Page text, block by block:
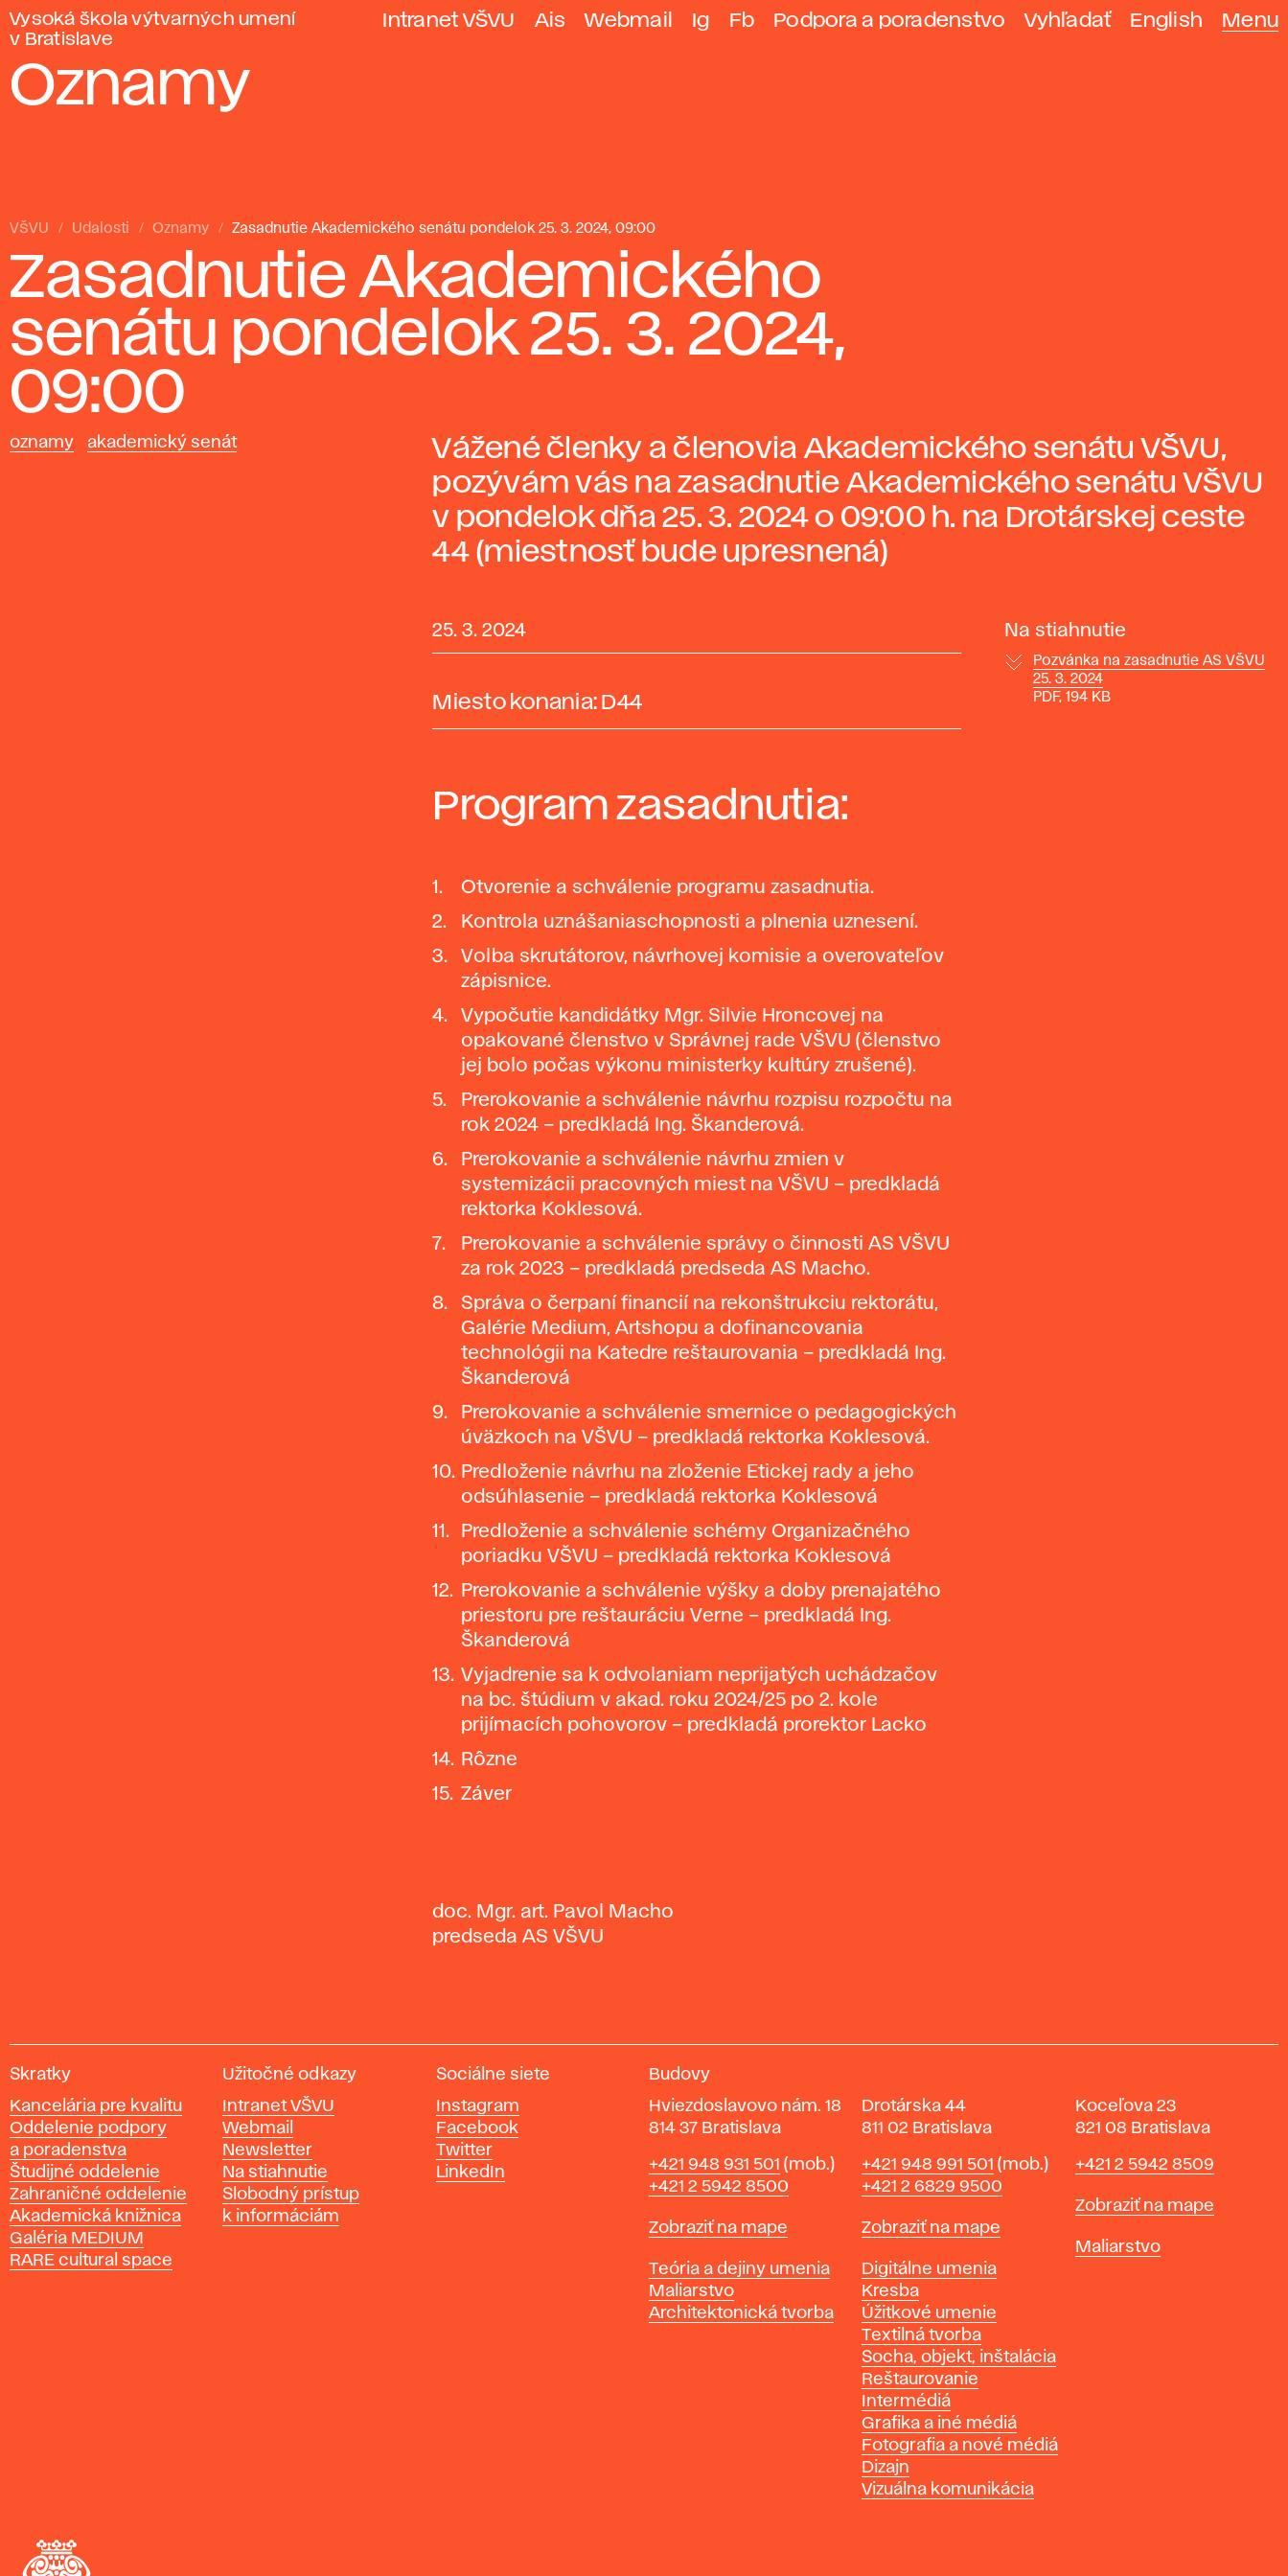
Vysoká škola výtvarných umení
v Bratislave
Intranet VŠVU Ais Webmail Ig Fb Podpora a poradenstvo Vyhľadať English Menu
Oznamy
VŠVU Udalosti Oznamy Zasadnutie Akademického senátu pondelok 25. 3. 2024, 09:00
Zasadnutie Akademického
senátu pondelok 25. 3. 2024,
09:00
oznamy akademický senát
Vážené členky a členovia Akademického senátu VŠVU,
pozývám vás na zasadnutie Akademického senátu VŠVU
v pondelok dňa 25. 3. 2024 o 09:00 h. na Drotárskej ceste
44 (miestnosť bude upresnená)
25. 3. 2024
Miesto konania: D44
Program zasadnutia:
Otvorenie a schválenie programu zasadnutia.
Kontrola uznášaniaschopnosti a plnenia uznesení.
Volba skrutátorov, návrhovej komisie a overovateľov
zápisnice.
Vypočutie kandidátky Mgr. Silvie Hroncovej na
opakované členstvo v Správnej rade VŠVU (členstvo
jej bolo počas výkonu ministerky kultúry zrušené).
Prerokovanie a schválenie návrhu rozpisu rozpočtu na
rok 2024 – predkladá Ing. Škanderová.
Prerokovanie a schválenie návrhu zmien v
systemizácii pracovných miest na VŠVU – predkladá
rektorka Koklesová.
Prerokovanie a schválenie správy o činnosti AS VŠVU
za rok 2023 – predkladá predseda AS Macho.
Správa o čerpaní financií na rekonštrukciu rektorátu,
Galérie Medium, Artshopu a dofinancovania
technológii na Katedre reštaurovania – predkladá Ing.
Škanderová
Prerokovanie a schválenie smernice o pedagogických
úväzkoch na VŠVU – predkladá rektorka Koklesová.
Predloženie návrhu na zloženie Etickej rady a jeho
odsúhlasenie – predkladá rektorka Koklesová
Predloženie a schválenie schémy Organizačného
poriadku VŠVU – predkladá rektorka Koklesová
Prerokovanie a schválenie výšky a doby prenajatého
priestoru pre reštauráciu Verne – predkladá Ing.
Škanderová
Vyjadrenie sa k odvolaniam neprijatých uchádzačov
na bc. štúdium v akad. roku 2024/25 po 2. kole
prijímacích pohovorov – predkladá prorektor Lacko
Rôzne
Záver
doc. Mgr. art. Pavol Macho
predseda AS VŠVU
Na stiahnutie
Pozvánka na zasadnutie AS VŠVU
25. 3. 2024
PDF, 194 KB
V
s
o
k
á
š
k
o
l
Skratky
Kancelária pre kvalitu
Oddelenie podpory
a poradenstva
Študijné oddelenie
Zahraničné oddelenie
Akademická knižnica
Galéria MEDIUM
RARE cultural space
Užitočné odkazy
Intranet VŠVU
Webmail
Newsletter
Na stiahnutie
Slobodný prístup
k informáciám
Sociálne siete
Instagram
Facebook
Twitter
LinkedIn
Budovy
Hviezdoslavovo nám. 18
814 37 Bratislava
Telefón
+421 948 931 501 (mob.)
+421 2 5942 8500
Mapa
Zobraziť na mape
Katedry
Teória a dejiny umenia
Maliarstvo
Architektonická tvorba
Drotárska 44
811 02 Bratislava
Telefón
+421 948 991 501 (mob.)
+421 2 6829 9500
Mapa
Zobraziť na mape
Katedry
Digitálne umenia
Kresba
Úžitkové umenie
Textilná tvorba
Socha, objekt, inštalácia
Reštaurovanie
Intermédiá
Grafika a iné médiá
Fotografia a nové médiá
Dizajn
Vizuálna komunikácia
Koceľova 23
821 08 Bratislava
Telefón
+421 2 5942 8509
Mapa
Zobraziť na mape
Katedry
Maliarstvo